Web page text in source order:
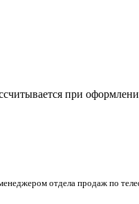
при
отдела продаж по